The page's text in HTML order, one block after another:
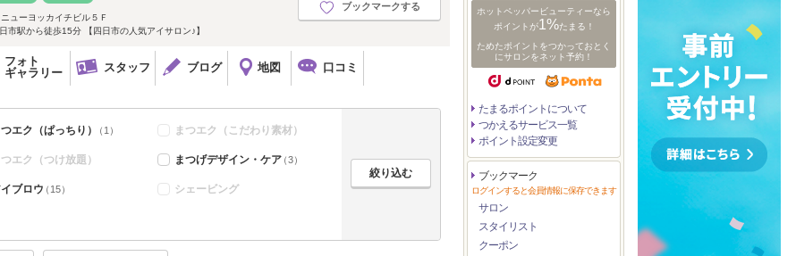
ブックマークする
ューヨッカイチビル５Ｆ
市駅から徒歩15分 【四日市の人気アイサロン♪】
フォト
ギャラリー
スタッフ ブログ 地図 口コミ
つエク（ぱっちり） （1） まつエク（こだわり素材）
つエク（つけ放題） まつげデザイン・ケア（3）
ブロウ（15） シェービング
ホットペッパービューティーなら
ポイントが1%たまる！
ためたポイントをつかっておとく
にサロンをネット予約！
たまるポイントについて
つかえるサービス一覧
ポイント設定変更
ブックマーク
ログインすると会員情報に保存できます
サロン
スタイリスト
クーポン